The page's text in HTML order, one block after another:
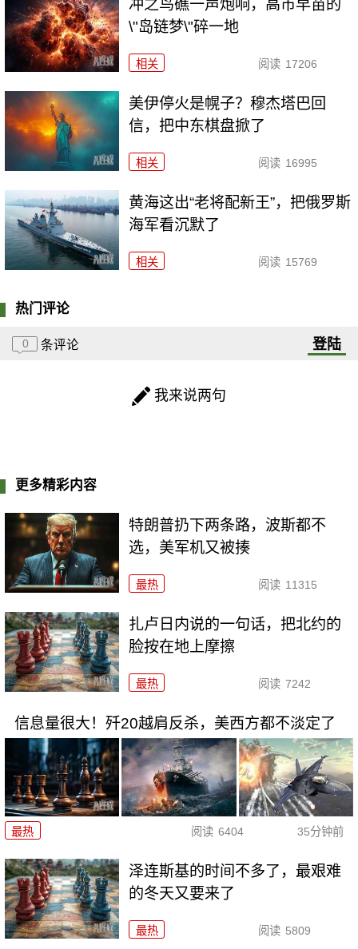
冲之鸟礁一声炮响，高市早苗的
\"岛链梦\"碎一地
相关 阅读 17206
美伊停火是幌子？穆杰塔巴回
信，把中东棋盘掀了
相关 阅读 16995
黄海这出“老将配新王”，把俄罗斯
海军看沉默了
相关 阅读 15769
热门评论
0 条评论 登陆
我来说两句
更多精彩内容
特朗普扔下两条路，波斯都不
选，美军机又被揍
最热 阅读 11315
扎卢日内说的一句话，把北约的
脸按在地上摩擦
最热 阅读 7242
信息量很大！歼20越肩反杀，美西方都不淡定了
最热 阅读 6404 35分钟前
泽连斯基的时间不多了，最艰难
的冬天又要来了
最热 阅读 5809